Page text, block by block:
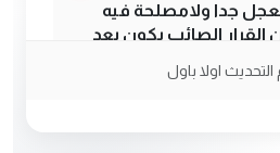
جدا ولامصلحة فيه
القرار الصائب يكون بعد
التحديث اولا باول